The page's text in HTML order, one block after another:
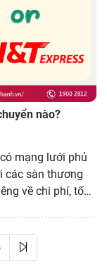
nào?
mạng lưới phủ
các sàn thương
về chi phí, tốc
J&T nên lựa